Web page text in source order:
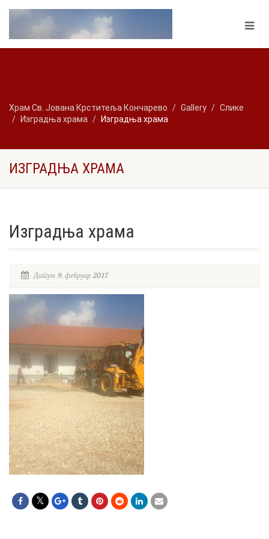
Храм Св. Јована Крститеља Кончарево Gallery
Слике
Изградња храма
Изградња храма
ИЗГРАДЊА ХРАМА
Изградња храма
Датум 9. фебруар 2017.